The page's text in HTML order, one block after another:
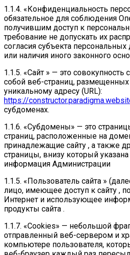
1.1.4. «Конфиденциальность
обязательное для соблюдения
получившим доступ к
требование не допускать их
согласия субъекта
или наличия иного законного
1.1.5. «Сайт » — это
собой веб-страниц, размещенных
уникальному адресу (URL):
https://
субдоменах.
1.1.6. «Субдомены» — это
страниц, расположенные на
принадлежащие сайту , а также
страницы, внизу который указана
информация Администрации
1.1.5. «Пользователь сайта »
лицо, имеющее доступ к сайту ,
Интернет и использующее
продукты сайта .
1.1.7. «Cookies» — небольшой
отправленный веб-сервером и
компьютере пользователя,